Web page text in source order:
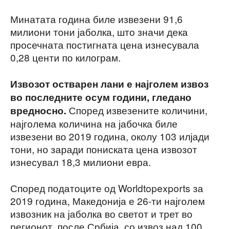
Минатата година биле извезени 91,6
милиони тони јаболка, што значи дека
просечната постигната цена изнесувала
0,28 центи по килограм.
Извозот остварен лани е најголем извоз
во последните осум години, гледано
вредносно. Според извезените количини,
најголема количина на јабочка биле
извезени во 2019 година, околу 103 илјади
тони, но заради пониската цена извозот
изнесувал 18,3 милиони евра.
Според податоците од Worldtopexports за
2019 година, Македонија е 26-ти најголем
извозник на јаболка во светот и трет во
регионот, после Србија, со извоз над 100